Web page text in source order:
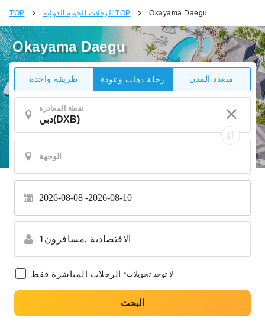
TOP الرحلات الجوية الدولية TOP Okayama Daegu
Okayama Daegu
طريقة واحدة رحلة ذهاب وعودة متعدد المدن
نقطة المغادرة
2026-08-08 2026-08-10
1 مسافرون, الاقتصادية
الرحلات المباشرة فقط *لا توجد تحويلات
البحث